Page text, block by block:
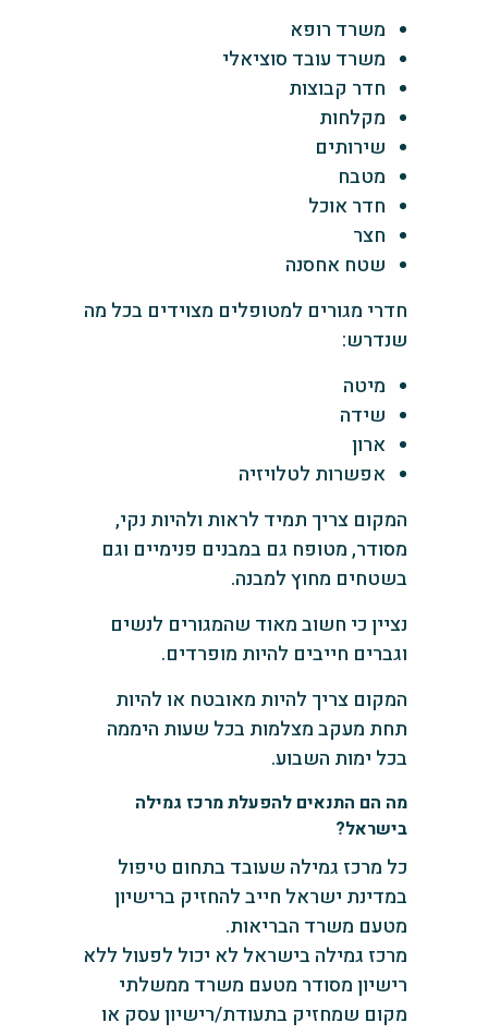
‏משרד רופא
משרד עובד סוציאלי
חדר קבוצות
מקלחות
שירותים
מטבח
חדר אוכל
חצר
שטח אחסנה
‏חדרי מגורים למטופלים מצוידים בכל מה
שנדרש:
מיטה
שידה
ארון
אפשרות לטלויזיה
‏המקום צריך תמיד לראות ולהיות נקי,
מסודר, מטופח גם במבנים פנימיים וגם
בשטחים מחוץ למבנה.
נציין כי חשוב מאוד שהמגורים לנשים
וגברים חייבים להיות מופרדים.
המקום צריך להיות מאובטח או להיות
תחת מעקב מצלמות בכל שעות היממה
בכל ימות השבוע.
‏מה הם התנאים להפעלת מרכז גמילה
בישראל?
‏כל מרכז גמילה שעובד בתחום טיפול
במדינת ישראל חייב להחזיק ברישיון
מטעם משרד הבריאות.
‏מרכז גמילה בישראל לא יכול לפעול ללא
רישיון מסודר מטעם משרד ממשלתי
‏מקום שמחזיק בתעודת/רישיון עסק או